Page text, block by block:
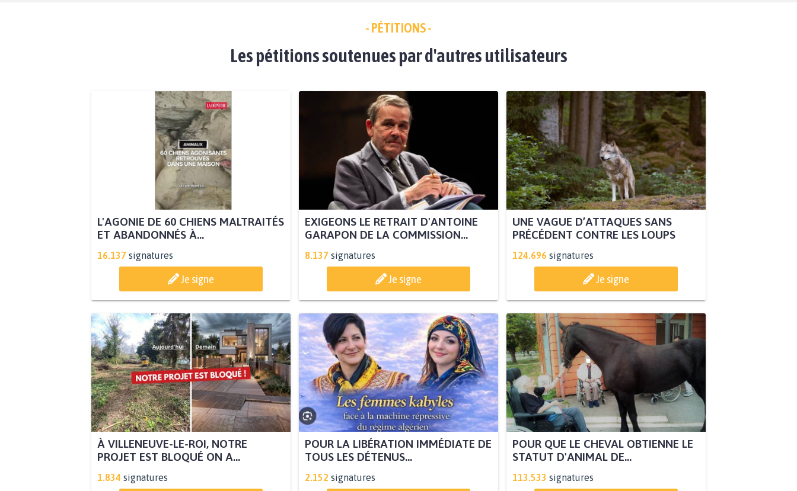
- PÉTITIONS -
Les pétitions soutenues par d'autres utilisateurs
L'AGONIE DE 60 CHIENS MALTRAITÉS
ET ABANDONNÉS À...
16.137 signatures
Je signe
EXIGEONS LE RETRAIT D'ANTOINE
GARAPON DE LA COMMISSION...
8.137 signatures
Je signe
UNE VAGUE D’ATTAQUES SANS
PRÉCÉDENT CONTRE LES LOUPS
124.696 signatures
Je signe
À VILLENEUVE-LE-ROI, NOTRE
PROJET EST BLOQUÉ ON A...
1.834 signatures
POUR LA LIBÉRATION IMMÉDIATE DE
TOUS LES DÉTENUS...
2.152 signatures
POUR QUE LE CHEVAL OBTIENNE LE
STATUT D'ANIMAL DE...
113.533 signatures